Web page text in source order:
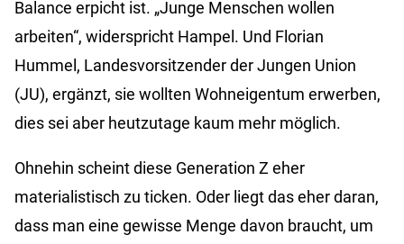
Balance erpicht ist. „Junge Menschen wollen
arbeiten“, widerspricht Hampel. Und Florian
Hummel, Landesvorsitzender der Jungen Union
(JU), ergänzt, sie wollten Wohneigentum erwerben,
dies sei aber heutzutage kaum mehr möglich.
Ohnehin scheint diese Generation Z eher
materialistisch zu ticken. Oder liegt das eher daran,
dass man eine gewisse Menge davon braucht, um